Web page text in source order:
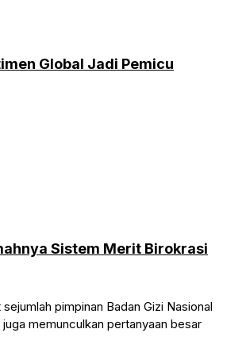
Global Jadi Pemicu
Sistem Merit Birokrasi
pimpinan Badan Gizi Nasional
memunculkan pertanyaan besar